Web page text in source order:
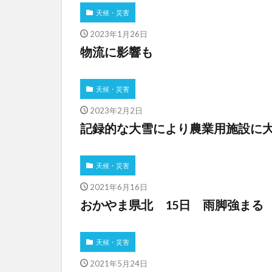
天候・災害
2023年1月26日
物流に影響も
天候・災害
2023年2月2日
記録的な大雪により農業用施設に
天候・災害
2021年6月16日
おかやま県北 15日 雨脚強まる
天候・災害
2021年5月24日